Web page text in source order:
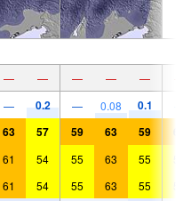
— — — — —
— 0.2 — 0.08 0.1
63 57 59 63 59
61 54 55 63 55
61 54 55 63 55